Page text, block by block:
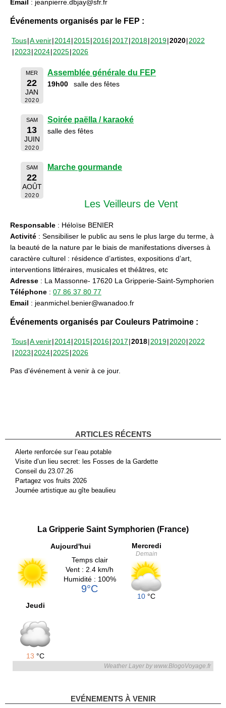
Email : jeanpierre.dbjay@sfr.fr
Événements organisés par le FEP :
Tous A venir 2014 2015 2016 2017 2018 2019 2020 2022
2023 2024 2025 2026
MER
22
JAN
2020
Assemblée générale du FEP
19h00 salle des fêtes
SAM
13
JUIN
2020
Soirée paëlla / karaoké
salle des fêtes
SAM
22
AOÛT
2020
Marche gourmande
Les Veilleurs de Vent
Responsable : Héloïse BENIER
Activité : Sensibiliser le public au sens le plus large du terme, à
la beauté de la nature par le biais de manifestations diverses à
caractère culturel : résidence d’artistes, expositions d’art,
interventions littéraires, musicales et théâtres, etc
Adresse : La Massonne- 17620 La Gripperie-Saint-Symphorien
Téléphone : 07 86 37 80 77
Email : jeanmichel.benier@wanadoo.fr
Événements organisés par Couleurs Patrimoine :
Tous A venir 2014 2015 2016 2017 2018 2019 2020 2022
2023 2024 2025 2026
Pas d'événement à venir à ce jour.
ARTICLES RÉCENTS
Alerte renforcée sur l’eau potable
Visite d’un lieu secret: les Fosses de la Gardette
Conseil du 23.07.26
Partagez vos fruits 2026
Journée artistique au gîte beaulieu
La Gripperie Saint Symphorien (France)
Aujourd'hui
Temps clair
Vent : 2.4 km/h
Humidité : 100%
9°C
Mercredi
Demain
10 °C
Jeudi
13 °C
Weather Layer by www.BlogoVoyage.fr
EVÉNEMENTS À VENIR